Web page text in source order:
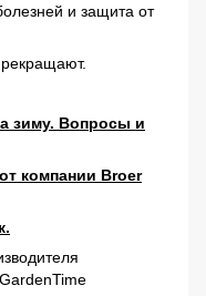
и защита от
зиму. Вопросы и
компании Broer